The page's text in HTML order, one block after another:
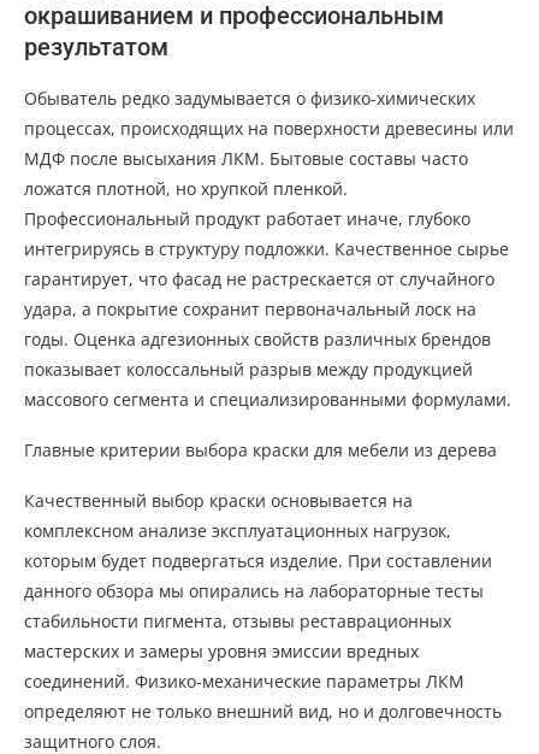
окрашиванием и профессиональным
результатом
Обыватель редко задумывается о физико-химических
процессах, происходящих на поверхности древесины или
МДФ после высыхания ЛКМ. Бытовые составы часто
ложатся плотной, но хрупкой пленкой.
Профессиональный продукт работает иначе, глубоко
интегрируясь в структуру подложки. Качественное сырье
гарантирует, что фасад не растрескается от случайного
удара, а покрытие сохранит первоначальный лоск на
годы. Оценка адгезионных свойств различных брендов
показывает колоссальный разрыв между продукцией
массового сегмента и специализированными формулами.
Главные критерии выбора краски для мебели из дерева
Качественный выбор краски основывается на
комплексном анализе эксплуатационных нагрузок,
которым будет подвергаться изделие. При составлении
данного обзора мы опирались на лабораторные тесты
стабильности пигмента, отзывы реставрационных
мастерских и замеры уровня эмиссии вредных
соединений. Физико-механические параметры ЛКМ
определяют не только внешний вид, но и долговечность
защитного слоя.